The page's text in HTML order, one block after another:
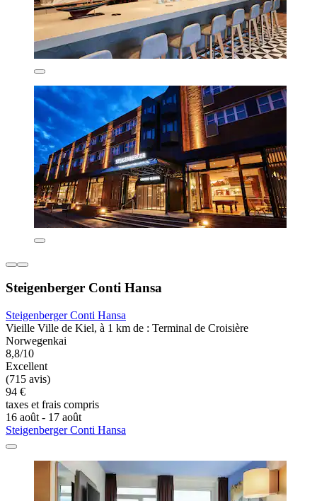
Steigenberger Conti Hansa
Steigenberger Conti Hansa
Vieille Ville de Kiel, à 1 km de : Terminal de Croisière
Norwegenkai
8,8/10
Excellent
(715 avis)
94 €
taxes et frais compris
16 août - 17 août
Steigenberger Conti Hansa